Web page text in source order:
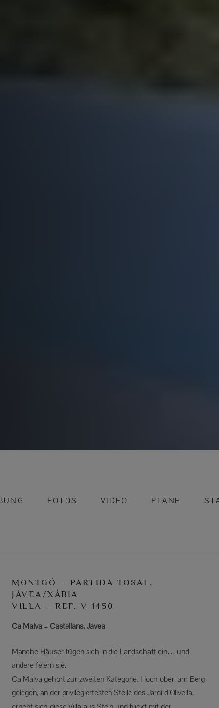
FOTOS VIDEO PLÄNE
MONTGÓ – PARTIDA TOSAL,
JÁVEA/XÀBIA
VILLA – REF. V-1450
Ca Malva – Castellans, Jávea
Manche Häuser fügen sich in die Landschaft ein… und
andere feiern sie.
Ca Malva gehört zur zweiten Kategorie. Hoch oben am Berg
gelegen, an der privilegiertesten Stelle des Jardí d’Olivella,